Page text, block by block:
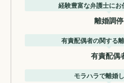
経験豊富な弁護士にお
離婚調停
有責配偶者の関する
有責配偶
モラハラで離婚